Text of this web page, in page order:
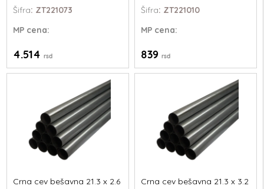
Šifra: ZT221073
MP cena:
4.514rsd
Šifra: ZT221010
MPcena:
839 rsd
Crna cev bešavna 21.3 x 2.6 Crna cev bešavna 21.3 x 3.2